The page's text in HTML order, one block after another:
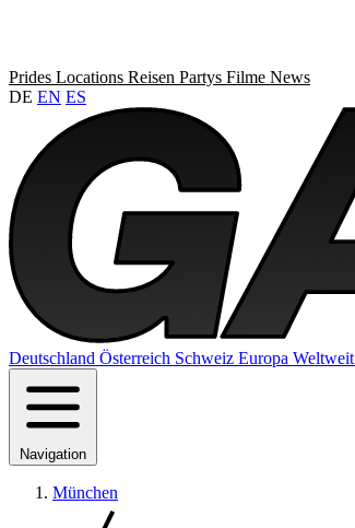
Prides Locations Reisen Partys Filme News
DE EN ES
Deutschland Österreich Schweiz Europa Weltweit
Navigation
München